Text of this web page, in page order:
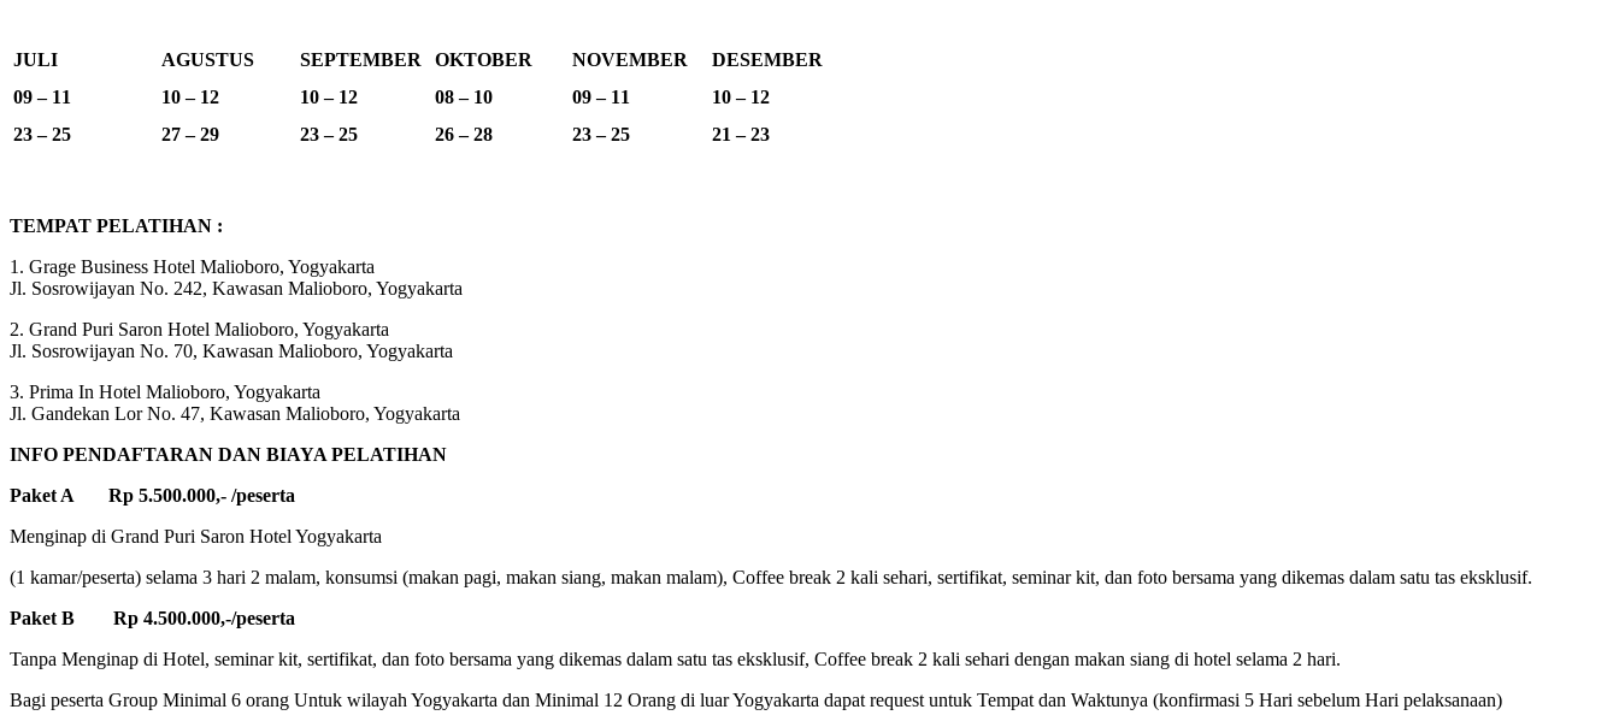
JULI AGUSTUS SEPTEMBER OKTOBER NOVEMBER
DESEMBER
09 – 11
10 – 12 10 – 12 08 – 10 09 – 11
10 – 12
23 – 25
27 – 29 23 – 25 26 – 28 23 – 25 21 – 23
TEMPAT PELATIHAN :
1. Grage Business Hotel Malioboro, Yogyakarta
Jl. Sosrowijayan No. 242, Kawasan Malioboro, Yogyakarta
2. Grand Puri Saron Hotel Malioboro, Yogyakarta
Jl. Sosrowijayan No. 70, Kawasan Malioboro, Yogyakarta
3. Prima In Hotel Malioboro, Yogyakarta
Jl. Gandekan Lor No. 47, Kawasan Malioboro, Yogyakarta
INFO PENDAFTARAN DAN BIAYA PELATIHAN
Paket A Rp 5.500.000,- /peserta
Menginap di Grand Puri Saron Hotel Yogyakarta
(1 kamar/peserta) selama 3 hari 2 malam, konsumsi (makan pagi, makan siang, makan malam), Coffee break 2 kali sehari, sertifikat, seminar kit, dan foto bersama yang dikemas dalam satu tas eksklusif.
Paket B Rp 4.500.000,-/peserta
Tanpa Menginap di Hotel, seminar kit, sertifikat, dan foto bersama yang dikemas dalam satu tas eksklusif, Coffee break 2 kali sehari dengan makan siang di hotel selama 2 hari.
Bagi peserta Group Minimal 6 orang Untuk wilayah Yogyakarta dan Minimal 12 Orang di luar Yogyakarta dapat request untuk Tempat dan Waktunya (konfirmasi 5 Hari sebelum Hari pelaksanaan)